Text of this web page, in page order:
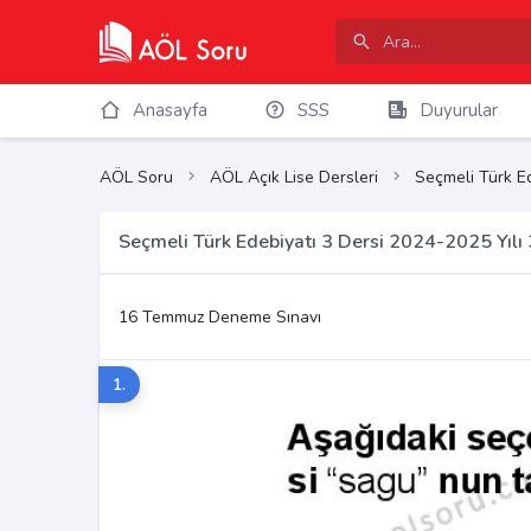
Anasayfa SSS Duyurular
AÖL Soru AÖL Açık Lise Dersleri Seçmeli Türk
Seçmeli Türk Edebiyatı 3 Dersi 2024-2025 Yılı
16 Temmuz Deneme Sınavı
1.